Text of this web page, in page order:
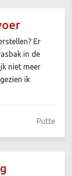
Er
in de
niet meer
ik
Putte